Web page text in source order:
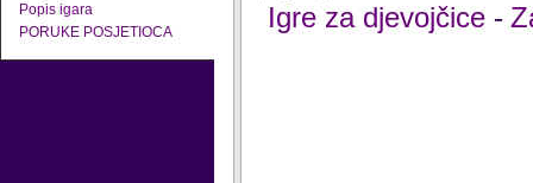
Popis igara
PORUKE POSJETIOCA
Igre za djevojčice -